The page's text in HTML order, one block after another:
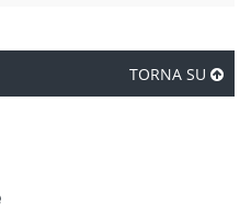
TORNA SU